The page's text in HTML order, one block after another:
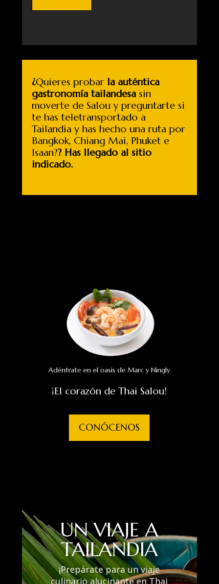
¿Quieres probarla auténtica
gastronomía tailandesa sin
moverte de Salou y preguntarte si
te has teletransportado a
Tailandia y has hecho una ruta por
Bangkok, Chiang Mai, Phuket e
Isaan?? Has llegado al sitio
indicado.
Adéntrate en el oasis de Marc y Ningly
¡El corazón de Thai Salou!
CONÓCENOS
UN VIAJE A
TAILANDIA
¡Prepárate para un viaje
culinario alucinante en Thai